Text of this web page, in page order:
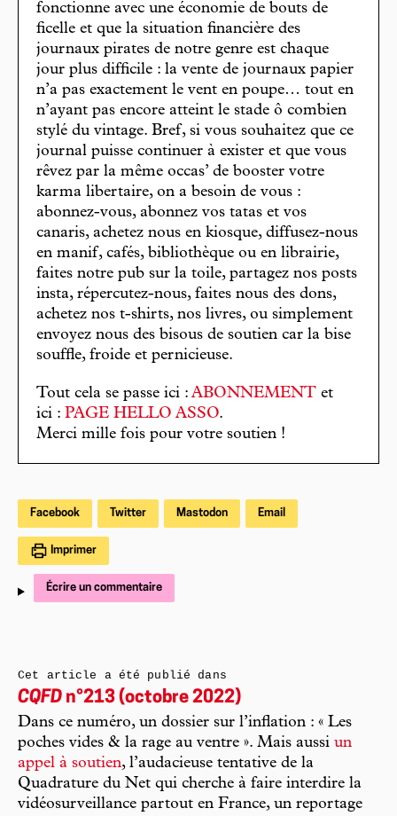
fonctionne avec une économie de bouts de
ficelle et que la situation financière des
journaux pirates de notre genre est chaque
jour plus difficile : la vente de journaux papier
n’a pas exactement le vent en poupe… tout en
n’ayant pas encore atteint le stade ô combien
stylé du vintage. Bref, si vous souhaitez que ce
journal puisse continuer à exister et que vous
rêvez par la même occas’ de booster votre
karma libertaire, on a besoin de vous :
abonnez-vous, abonnez vos tatas et vos
canaris, achetez nous en kiosque, diffusez-nous
en manif, cafés, bibliothèque ou en librairie,
faites notre pub sur la toile, partagez nos posts
insta, répercutez-nous, faites nous des dons,
achetez nos t-shirts, nos livres, ou simplement
envoyez nous des bisous de soutien car la bise
souffle, froide et pernicieuse.
Tout cela se passe ici : ABONNEMENT et
ici : PAGE HELLO ASSO.
Merci mille fois pour votre soutien !
Facebook Twitter Mastodon Email
Imprimer
Écrire un commentaire
Cet article a été publié dans
CQFD n°213 (octobre 2022)
Dans ce numéro, un dossier sur l’inflation : « Les
poches vides & la rage au ventre ». Mais aussi un
appel à soutien, l’audacieuse tentative de la
Quadrature du Net qui cherche à faire interdire la
vidéosurveillance partout en France, un reportage